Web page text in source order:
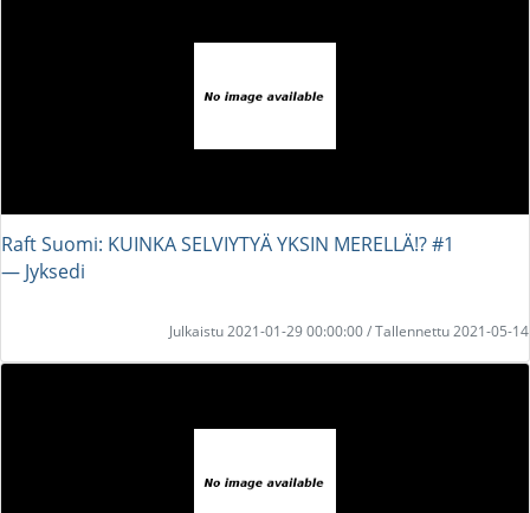
Raft Suomi: KUINKA SELVIYTYÄ YKSIN MERELLÄ!? #1
― Jyksedi
Julkaistu 2021-01-29 00:00:00 / Tallennettu 2021-05-14